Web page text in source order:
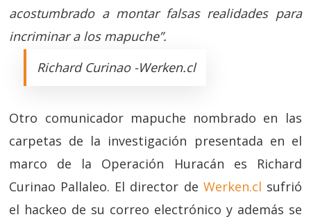
acostumbrado a montar falsas realidades para
incriminar a los mapuche”.
Richard Curinao -Werken.cl
Otro comunicador mapuche nombrado en las
carpetas de la investigación presentada en el
marco de la Operación Huracán es Richard
Curinao Pallaleo. El director de Werken.cl sufrió
el hackeo de su correo electrónico y además se